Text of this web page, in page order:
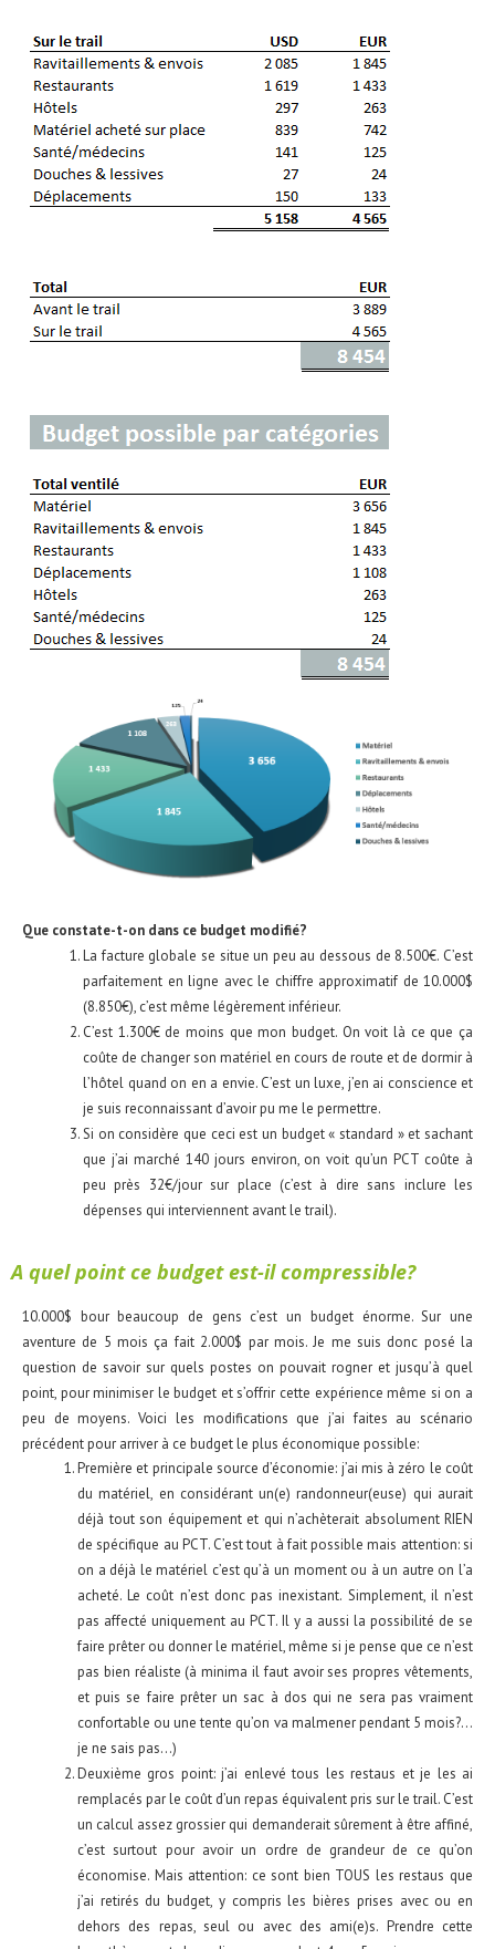
Que constate-t-on dans ce budget modifié?
La facture globale se situe un peu au dessous de 8.500€. C’est
parfaitement en ligne avec le chiffre approximatif de 10.000$
(8.850€), c’est même légèrement inférieur.
C’est 1.300€ de moins que mon budget. On voit là ce que ça
coûte de changer son matériel en cours de route et de dormir à
l’hôtel quand on en a envie. C’est un luxe, j’en ai conscience et
je suis reconnaissant d’avoir pu me le permettre.
Si on considère que ceci est un budget « standard » et sachant
que j’ai marché 140 jours environ, on voit qu’un PCT coûte à
peu près 32€/jour sur place (c’est à dire sans inclure les
dépenses qui interviennent avant le trail).
A quel point ce budget est-il compressible?
10.000$ bour beaucoup de gens c’est un budget énorme. Sur une
aventure de 5 mois ça fait 2.000$ par mois. Je me suis donc posé la
question de savoir sur quels postes on pouvait rogner et jusqu’à quel
point, pour minimiser le budget et s’offrir cette expérience même si on a
peu de moyens. Voici les modifications que j’ai faites au scénario
précédent pour arriver à ce budget le plus économique possible:
Première et principale source d’économie: j’ai mis à zéro le coût
du matériel, en considérant un(e) randonneur(euse) qui aurait
déjà tout son équipement et qui n’achèterait absolument RIEN
de spécifique au PCT. C’est tout à fait possible mais attention: si
on a déjà le matériel c’est qu’à un moment ou à un autre on l’a
acheté. Le coût n’est donc pas inexistant. Simplement, il n’est
pas affecté uniquement au PCT. Il y a aussi la possibilité de se
faire prêter ou donner le matériel, même si je pense que ce n’est
pas bien réaliste (à minima il faut avoir ses propres vêtements,
et puis se faire prêter un sac à dos qui ne sera pas vraiment
confortable ou une tente qu’on va malmener pendant 5 mois?…
je ne sais pas…)
Deuxième gros point: j’ai enlevé tous les restaus et je les ai
remplacés par le coût d’un repas équivalent pris sur le trail. C’est
un calcul assez grossier qui demanderait sûrement à être affiné,
c’est surtout pour avoir un ordre de grandeur de ce qu’on
économise. Mais attention: ce sont bien TOUS les restaus que
j’ai retirés du budget, y compris les bières prises avec ou en
dehors des repas, seul ou avec des ami(e)s. Prendre cette